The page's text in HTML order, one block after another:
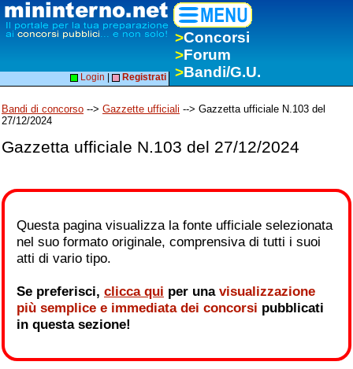
>Concorsi
>Forum
>Bandi/G.U.
Login Registrati
Bandi di concorso --> Gazzette ufficiali --> Gazzetta ufficiale N.103 del
27/12/2024
Gazzetta ufficiale N.103 del 27/12/2024
Questa pagina visualizza la fonte ufficiale selezionata
nel suo formato originale, comprensiva di tutti i suoi
atti di vario tipo.
Se preferisci, clicca qui per una visualizzazione
più semplice e immediata dei concorsi pubblicati
in questa sezione!